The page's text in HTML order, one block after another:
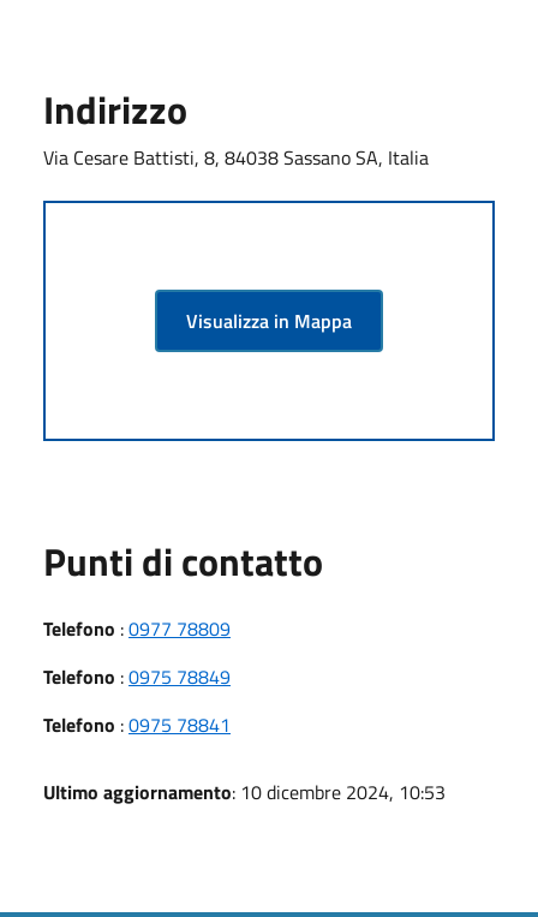
Indirizzo
Via Cesare Battisti, 8, 84038 Sassano SA, Italia
Visualizza in Mappa
Punti di contatto
Telefono :0977 78809
Telefono :0975 78849
Telefono :0975 78841
Ultimo aggiornamento: 10 dicembre 2024, 10:53